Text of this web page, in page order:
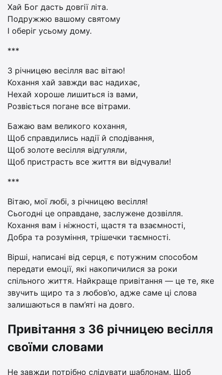
Хай Бог дасть довгії літа.
Подружжю вашому святому
І оберіг усьому дому.
***
З річницею весілля вас вітаю!
Кохання хай завжди вас надихає,
Нехай хороше лишиться із вами,
Розвіється погане все вітрами.
Бажаю вам великого кохання,
Щоб справдились надії й сподівання,
Щоб золоте весілля відгуляли,
Щоб пристрасть все життя ви відчували!
***
Вітаю, мої любі, з річницею весілля!
Сьогодні це оправдане, заслужене дозвілля.
Кохання вам і ніжності, щастя та взаємності,
Добра та розуміння, трішечки таємності.
Вірші, написані від серця, є потужним способом
передати емоції, які накопичилися за роки
спільного життя. Найкраще привітання — це те, яке
звучить щиро та з любов’ю, адже саме ці слова
залишаються в пам’яті на довго.
Привітання з 36 річницею весілля
своїми словами
Не завжди потрібно слідувати шаблонам. Щоб